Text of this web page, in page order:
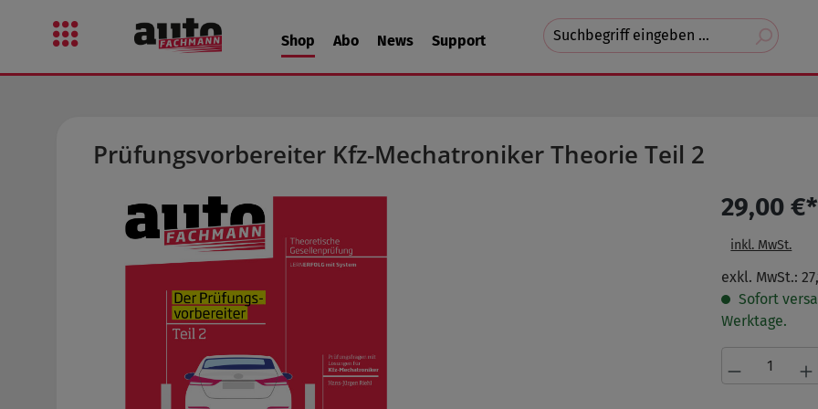
Hauptinhalt springen
Zur Suche springen
Zur Hauptnavigation springen
Shop
Abo News Support
Suchvorschläge
erscheinen
während
Prüfungsvorbereiter Kfz-Mechatroniker Theorie Teil 2
Bildergalerie überspringen 29,00 €*
inkl. MwSt.
exkl. MwSt.:
Sofort
Werktage.
Produkt